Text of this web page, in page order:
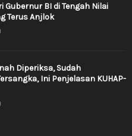
Gubernur BI di Tengah Nilai
Terus Anjlok
Diperiksa, Sudah
Ini Penjelasan KUHAP-